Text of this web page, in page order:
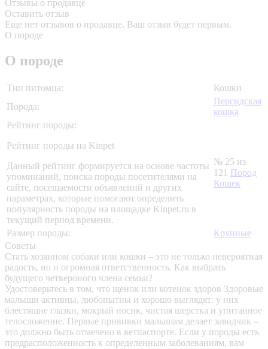
Отзывы о продавце
Оставить отзыв
Еще нет отзывов о продавце. Ваш отзыв будет первым.
О породе
О породе
Тип питомца:
Кошки
Порода:
Персидская
кошка
Рейтинг породы:
Рейтинг породы на Kinpet
Данный рейтинг формируется на основе частоты
упоминаний, поиска породы посетителями на
сайте, посещаемости объявлений и других
параметрах, которые помогают определить
популярность породы на площадке Kinpet.ru в
текущий период времени.
№ 25 из
121 Пород
Кошек
Размер породы:
Крупные
Советы
Стать хозяином собаки или кошки – это не только невероятная
радость, но и огромная ответственность. Как выбрать
будущего четвероного члена семьи?
Удостоверьтесь в том, что щенок или котенок здоров Здоровые
малыши активны, любопытны и хорошо выглядят: у них
блестящие глазки, мокрый носик, чистая шерстка и упитанное
телосложение. Первые прививки малышам делает заводчик –
это должно быть отмечено в ветпаспорте. Если у породы есть
предрасположенность к определенным заболеваниям, вам